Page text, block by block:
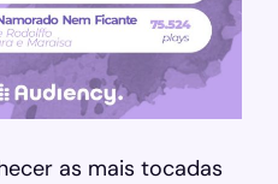
as mais tocadas